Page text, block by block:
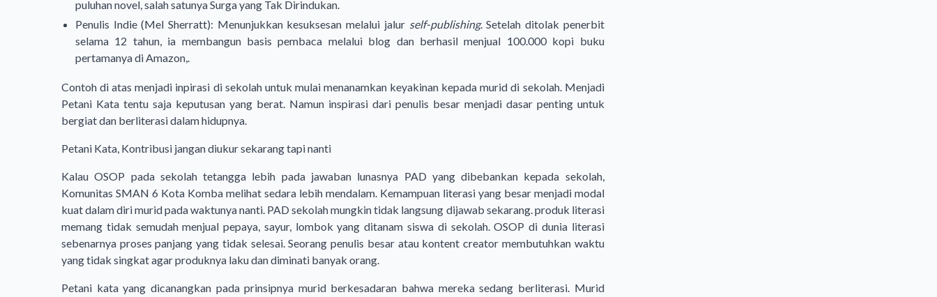
puluhan novel, salah satunya Surga yang Tak Dirindukan.
Penulis Indie (Mel Sherratt): Menunjukkan kesuksesan melalui jalur self-publishing. Setelah ditolak penerbit
selama 12 tahun, ia membangun basis pembaca melalui blog dan berhasil menjual 100.000 kopi buku
pertamanya di Amazon,.
Contoh di atas menjadi inpirasi di sekolah untuk mulai menanamkan keyakinan kepada murid di sekolah. Menjadi
Petani Kata tentu saja keputusan yang berat. Namun inspirasi dari penulis besar menjadi dasar penting untuk
bergiat dan berliterasi dalam hidupnya.
Petani Kata, Kontribusi jangan diukur sekarang tapi nanti
Kalau OSOP pada sekolah tetangga lebih pada jawaban lunasnya PAD yang dibebankan kepada sekolah,
Komunitas SMAN 6 Kota Komba melihat sedara lebih mendalam. Kemampuan literasi yang besar menjadi modal
kuat dalam diri murid pada waktunya nanti. PAD sekolah mungkin tidak langsung dijawab sekarang. produk literasi
memang tidak semudah menjual pepaya, sayur, lombok yang ditanam siswa di sekolah. OSOP di dunia literasi
sebenarnya proses panjang yang tidak selesai. Seorang penulis besar atau kontent creator membutuhkan waktu
yang tidak singkat agar produknya laku dan diminati banyak orang.
Petani kata yang dicanangkan pada prinsipnya murid berkesadaran bahwa mereka sedang berliterasi. Murid